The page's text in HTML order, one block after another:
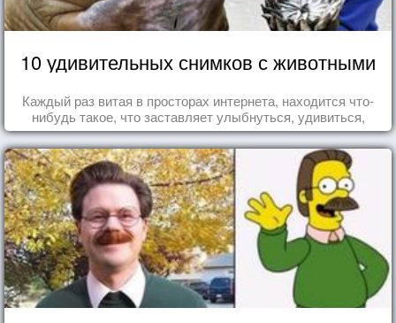
10 удивительных снимков с животными
Каждый раз витая в просторах интернета, находится что-
нибудь такое, что заставляет улыбнуться, удивиться,
восхититься...